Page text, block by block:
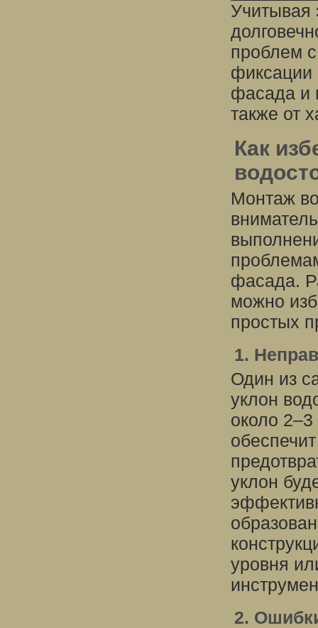
Учитывая
проблем
фиксации
фасада и
также от
Как
Монтаж
фасада.
можно
простых
1.
Один из
уклон
около
уклон
уровня
2.